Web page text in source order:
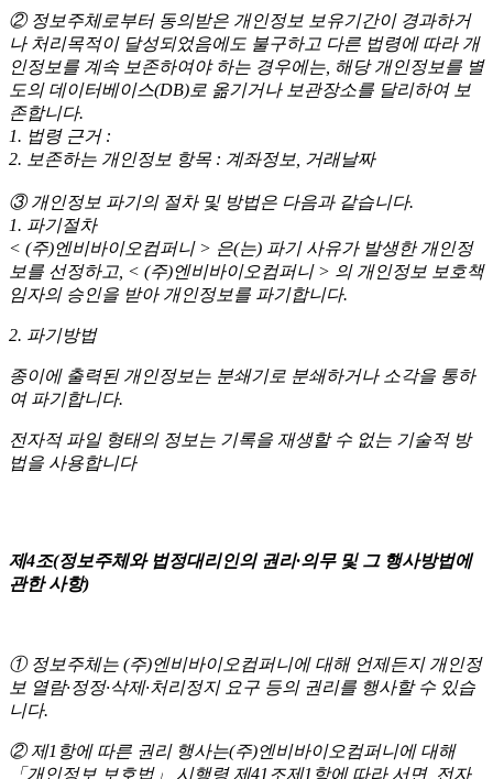
② 정보주체로부터 동의받은 개인정보 보유기간이 경과하거
나 처리목적이 달성되었음에도 불구하고 다른 법령에 따라 개
인정보를 계속 보존하여야 하는 경우에는, 해당 개인정보를 별
도의 데이터베이스(DB)로 옮기거나 보관장소를 달리하여 보
존합니다.
1. 법령 근거 :
2. 보존하는 개인정보 항목 : 계좌정보, 거래날짜
③ 개인정보 파기의 절차 및 방법은 다음과 같습니다.
1. 파기절차
< (주)엔비바이오컴퍼니 > 은(는) 파기 사유가 발생한 개인정
보를 선정하고, < (주)엔비바이오컴퍼니 > 의 개인정보 보호책
임자의 승인을 받아 개인정보를 파기합니다.
2. 파기방법
종이에 출력된 개인정보는 분쇄기로 분쇄하거나 소각을 통하
여 파기합니다.
전자적 파일 형태의 정보는 기록을 재생할 수 없는 기술적 방
법을 사용합니다
제4조(정보주체와 법정대리인의 권리·의무 및 그 행사방법에
관한 사항)
① 정보주체는 (주)엔비바이오컴퍼니에 대해 언제든지 개인정
보 열람·정정·삭제·처리정지 요구 등의 권리를 행사할 수 있습
니다.
② 제1항에 따른 권리 행사는(주)엔비바이오컴퍼니에 대해
「개인정보 보호법」 시행령 제41조제1항에 따라 서면, 전자